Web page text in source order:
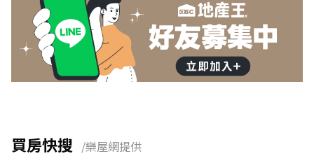
買房快搜 /樂屋網提供